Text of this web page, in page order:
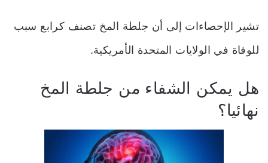
تشير الإحصاءات إلى أن جلطة المخ تصنف كرابع سبب
للوفاة في الولايات المتحدة الأمريكية.
هل يمكن الشفاء من جلطة المخ
نهائيا؟